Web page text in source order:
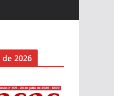
de 2026